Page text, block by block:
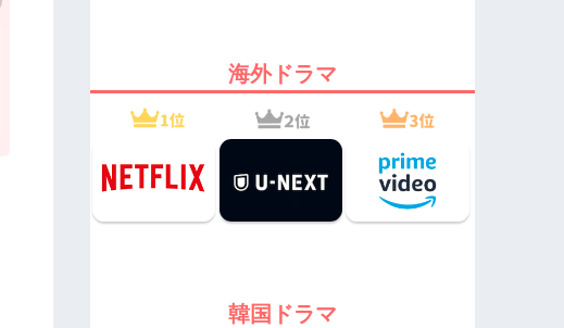
海外ドラマ
韓国ドラマ